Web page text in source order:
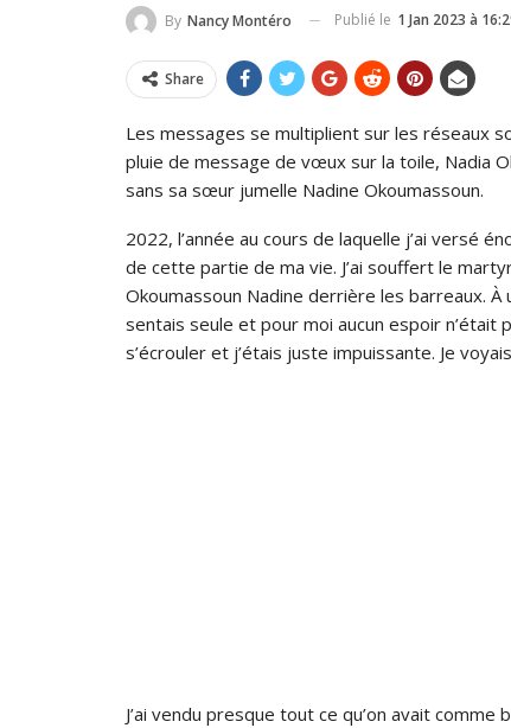
By Nancy Montéro Publié le 1 Jan 2023 à
Share
Les messages se multiplient sur les réseaux
pluie de message de vœux sur la toile, Nadia
sans sa sœur jumelle Nadine Okoumassoun.
2022, l’année au cours de laquelle j’ai versé
de cette partie de ma vie. J’ai souffert le
Okoumassoun Nadine derrière les barreaux.
sentais seule et pour moi aucun espoir n’était
s’écrouler et j’étais juste impuissante. Je
J’ai vendu presque tout ce qu’on avait comme